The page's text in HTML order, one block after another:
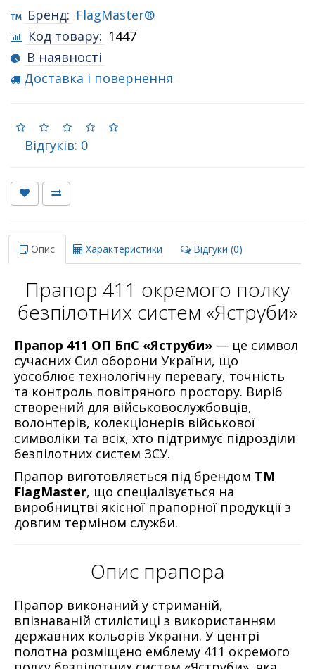
Бренд: FlagMaster®
Код товару: 1447
В наявності
Доставка і повернення
Відгуків: 0
Опис Характеристики Відгуки (0)
Прапор 411 окремого полку
безпілотних систем «Яструби»
Прапор 411 ОП БпС «Яструби» — це символ
сучасних Сил оборони України, що
уособлює технологічну перевагу, точність
та контроль повітряного простору. Виріб
створений для військовослужбовців,
волонтерів, колекціонерів військової
символіки та всіх, хто підтримує підрозділи
безпілотних систем ЗСУ.
Прапор виготовляється під брендом ТМ
FlagMaster, що спеціалізується на
виробництві якісної прапорної продукції з
довгим терміном служби.
Опис прапора
Прапор виконаний у стриманій,
впізнаваній стилістиці з використанням
державних кольорів України. У центрі
полотна розміщено емблему 411 окремого